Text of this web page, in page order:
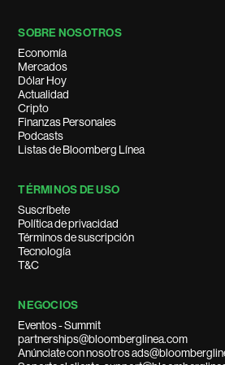
SOBRE NOSOTROS
Economía
Mercados
Dólar Hoy
Actualidad
Cripto
Finanzas Personales
Podcasts
Listas de Bloomberg Línea
TÉRMINOS DE USO
Suscríbete
Política de privacidad
Términos de suscripción
Tecnología
T&C
NEGOCIOS
Eventos - Summit
partnerships@bloomberglinea.com
Anúnciate con nosotros